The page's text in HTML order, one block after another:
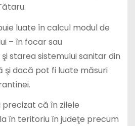
luate în calcul modul de
– în focar sau
starea sistemului sanitar din
şi dacă pot fi luate măsuri
că în zilele
în teritoriu în judeţe precum